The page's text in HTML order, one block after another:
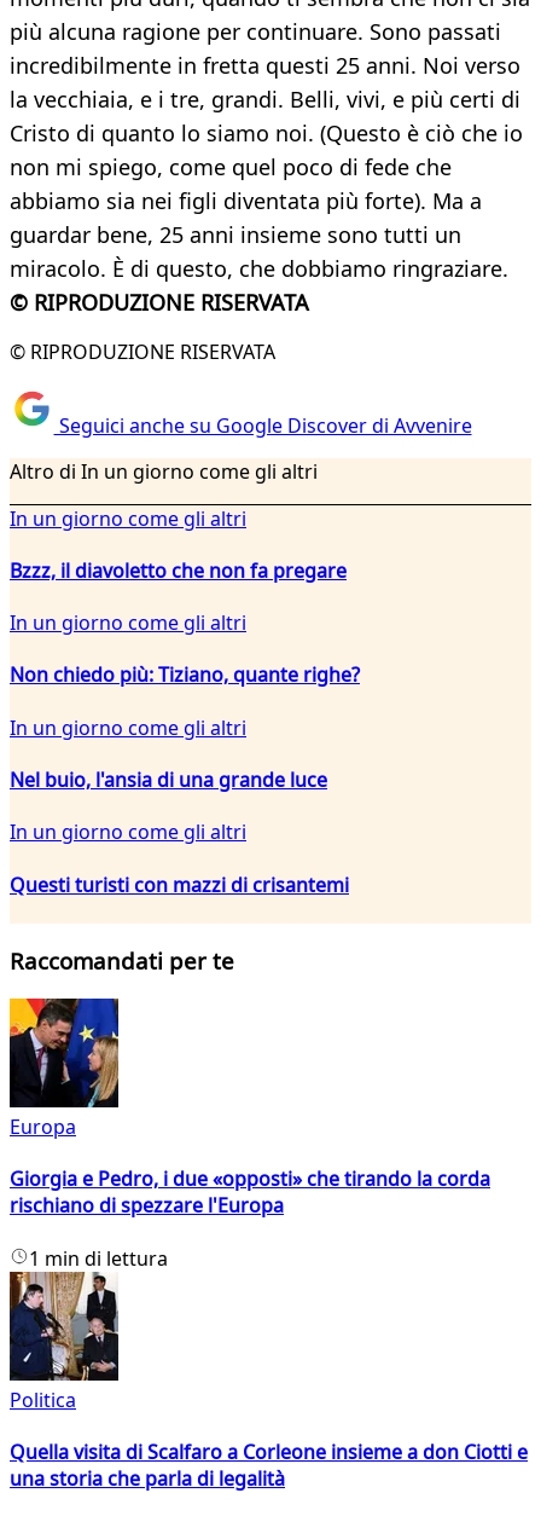
più alcuna ragione per continuare. Sono passati
incredibilmente in fretta questi 25 anni. Noi verso
la vecchiaia, e i tre, grandi. Belli, vivi, e più certi di
Cristo di quanto lo siamo noi. (Questo è ciò che io
non mi spiego, come quel poco di fede che
abbiamo sia nei figli diventata più forte). Ma a
guardar bene, 25 anni insieme sono tutti un
miracolo. È di questo, che dobbiamo ringraziare.
© RIPRODUZIONE RISERVATA
© RIPRODUZIONE RISERVATA
Seguici anche su Google Discover di Avvenire
Altro di In un giorno come gli altri
In un giorno come gli altri
Bzzz, il diavoletto che non fa pregare
In un giorno come gli altri
Non chiedo più: Tiziano, quante righe?
In un giorno come gli altri
Nel buio, l'ansia di una grande luce
In un giorno come gli altri
Questi turisti con mazzi di crisantemi
Raccomandati per te
Europa
Giorgia e Pedro, i due «opposti» che tirando la corda
rischiano di spezzare l'Europa
1 min di lettura
Politica
Quella visita di Scalfaro a Corleone insieme a don Ciotti e
una storia che parla di legalità